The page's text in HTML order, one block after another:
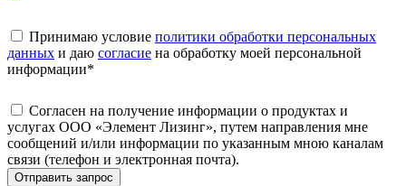
Принимаю условие политики обработки персональных
данных и даю согласие на обработку моей персональной
информации*
Согласен на получение информации о продуктах и
услугах ООО «Элемент Лизинг», путем направления мне
сообщений и/или информации по указанным мною каналам
связи (телефон и электронная почта).
Отправить запрос